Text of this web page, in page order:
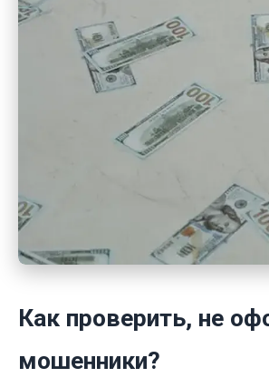
Как проверить, не
мошенники?